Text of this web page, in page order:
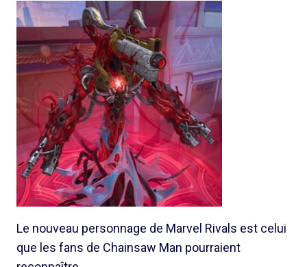
Le nouveau personnage de Marvel Rivals est celui
que les fans de Chainsaw Man pourraient